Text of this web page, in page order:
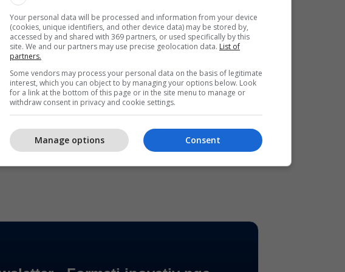
RTK-së më datën 24 shtator përmes një e-maili
i përgjithshëm dhe rrjedhimisht nga të gjitha
kujdes të shtuar dhe vigjilencë në raport me
me profesionalizëm.
të mbështesë lirinë e mediave,
integritetin e raportimit të pavarur, dhe është i
që të gjitha veprimet të përputhen me këto
për RTK dhe frymën kushtetuese të Republikës
në njoftim. /Telegrafi/
Your personal data will be processed and information from your device
(cookies, unique identifiers, and other device data) may be stored by,
accessed by and shared with 369 partners, or used specifically by this
site. We and our partners may use precise geolocation data. List of
partners.
Some vendors may process your personal data on the basis of legitimate
interest, which you can object to by managing your options below. Look
for a link at the bottom of this page or in the site menu to manage or
withdraw consent in privacy and cookie settings.
Consent
Manage options